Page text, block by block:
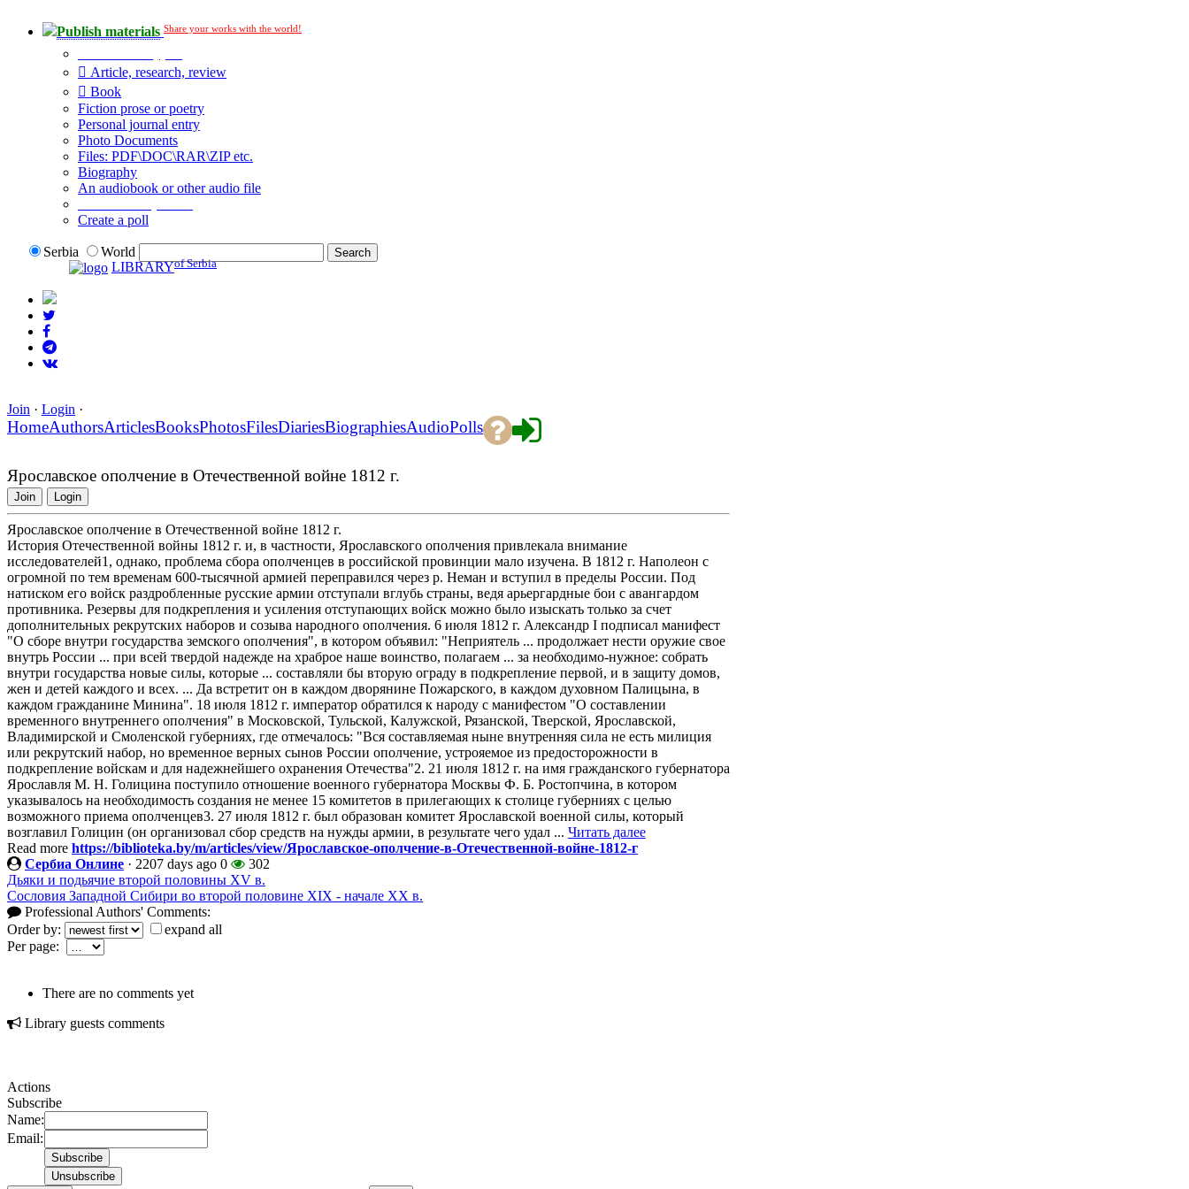
Publish materials Share your works with the world!
Article, research, review
Book
Fiction prose or poetry
Personal journal entry
Photo Documents
Files: PDF\DOC\RAR\ZIP etc.
Biography
An audiobook or other audio file
Create a poll
Serbia
World
LIBRARYof Serbia
Join · Login ·
HomeAuthorsArticlesBooksPhotosFilesDiariesBiographiesAudioPolls
Ярославское ополчение в Отечественной войне 1812 г.
Join Login
Ярославское ополчение в Отечественной войне 1812 г.
История Отечественной войны 1812 г. и, в частности, Ярославского ополчения привлекала внимание
исследователей1, однако, проблема сбора ополченцев в российской провинции мало изучена. В 1812 г. Наполеон с
огромной по тем временам 600-тысячной армией переправился через р. Неман и вступил в пределы России. Под
натиском его войск раздробленные русские армии отступали вглубь страны, ведя арьергардные бои с авангардом
противника. Резервы для подкрепления и усиления отступающих войск можно было изыскать только за счет
дополнительных рекрутских наборов и созыва народного ополчения. 6 июля 1812 г. Александр I подписал манифест
"О сборе внутри государства земского ополчения", в котором объявил: "Неприятель ... продолжает нести оружие свое
внутрь России ... при всей твердой надежде на храброе наше воинство, полагаем ... за необходимо-нужное: собрать
внутри государства новые силы, которые ... составляли бы вторую ограду в подкрепление первой, и в защиту домов,
жен и детей каждого и всех. ... Да встретит он в каждом дворянине Пожарского, в каждом духовном Палицына, в
каждом гражданине Минина". 18 июля 1812 г. император обратился к народу с манифестом "О составлении
временного внутреннего ополчения" в Московской, Тульской, Калужской, Рязанской, Тверской, Ярославской,
Владимирской и Смоленской губерниях, где отмечалось: "Вся составляемая ныне внутренняя сила не есть милиция
или рекрутский набор, но временное верных сынов России ополчение, устрояемое из предосторожности в
подкрепление войскам и для надежнейшего охранения Отечества"2. 21 июля 1812 г. на имя гражданского губернатора
Ярославля М. Н. Голицина поступило отношение военного губернатора Москвы Ф. Б. Ростопчина, в котором
указывалось на необходимость создания не менее 15 комитетов в прилегающих к столице губерниях с целью
возможного приема ополченцев3. 27 июля 1812 г. был образован комитет Ярославской военной силы, который
возглавил Голицин (он организовал сбор средств на нужды армии, в результате чего удал ... Читать далее
Read more https://biblioteka.by/m/articles/view/Ярославское-ополчение-в-Отечественной-войне-1812-г
Сербиа Онлине · 2207 days ago 0
302
Дьяки и подьячие второй половины XV в.
Сословия Западной Сибири во второй половине XIX - начале XX в.
Professional Authors' Comments:
Order by:
expand all
Per page:
There are no comments yet
Library guests comments
Actions
Subscribe
Name:
Email: